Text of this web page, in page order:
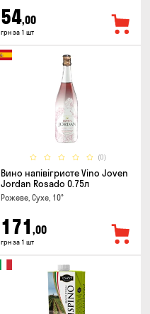
54,00
грн за 1 шт
(0)
Вино напівігристе Vino Joven
Jordan Rosado 0.75л
Рожеве, Сухе, 10°
171 ,00
грн за 1 шт